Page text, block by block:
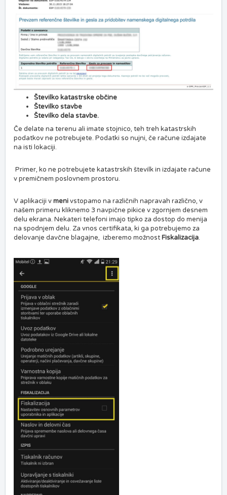
Številko katastrske občine
Številko stavbe
Številko dela stavbe.
Če delate na terenu ali imate stojnico, teh treh katastrskih
podatkov ne potrebujete. Podatki so nujni, če račune izdajate
na isti lokaciji.
Primer, ko ne potrebujete katastrskih številk in izdajate račune
v premičnem poslovnem prostoru.
V aplikaciji vmenivstopamo na različnih napravah različno, v
našem primeru kliknemo 3 navpične pikice v zgornjem desnem
delu ekrana. Nekateri telefoni imajo tipko za dostop do menija
na spodnjem delu. Za vnos certifikata, ki ga potrebujemo za
delovanje davčne blagajne, izberemo možnostFiskalizacija.